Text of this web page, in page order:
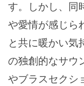
す。しかし、同
や愛情が感じら
と共に暖かい気
の独創的なサウ
やブラスセクシ